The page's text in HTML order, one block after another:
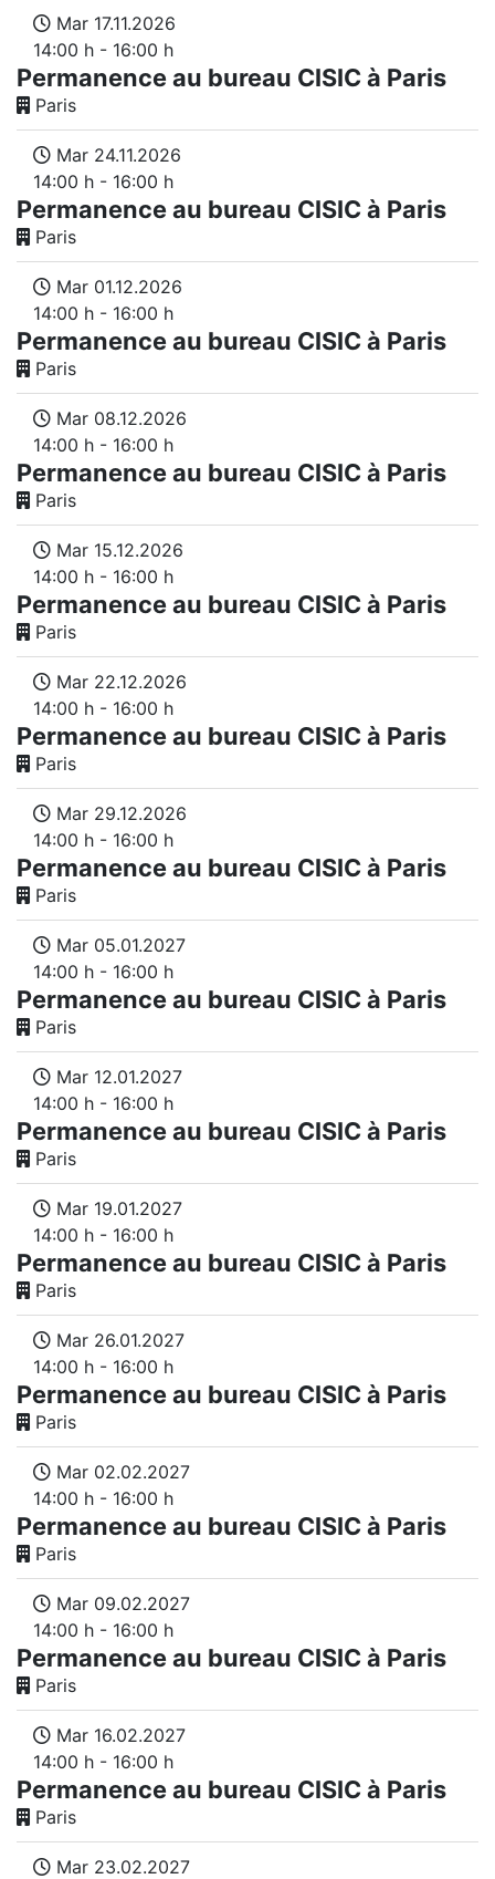
Mar 17.11.2026
14:00 h - 16:00 h
Permanence au bureau CISIC à Paris
Paris
Mar 24.11.2026
14:00 h - 16:00 h
Permanence au bureau CISIC à Paris
Paris
Mar 01.12.2026
14:00 h - 16:00 h
Permanence au bureau CISIC à Paris
Paris
Mar 08.12.2026
14:00 h - 16:00 h
Permanence au bureau CISIC à Paris
Paris
Mar 15.12.2026
14:00 h - 16:00 h
Permanence au bureau CISIC à Paris
Paris
Mar 22.12.2026
14:00 h - 16:00 h
Permanence au bureau CISIC à Paris
Paris
Mar 29.12.2026
14:00 h - 16:00 h
Permanence au bureau CISIC à Paris
Paris
Mar 05.01.2027
14:00 h - 16:00 h
Permanence au bureau CISIC à Paris
Paris
Mar 12.01.2027
14:00 h - 16:00 h
Permanence au bureau CISIC à Paris
Paris
Mar 19.01.2027
14:00 h - 16:00 h
Permanence au bureau CISIC à Paris
Paris
Mar 26.01.2027
14:00 h - 16:00 h
Permanence au bureau CISIC à Paris
Paris
Mar 02.02.2027
14:00 h - 16:00 h
Permanence au bureau CISIC à Paris
Paris
Mar 09.02.2027
14:00 h - 16:00 h
Permanence au bureau CISIC à Paris
Paris
Mar 16.02.2027
14:00 h - 16:00 h
Permanence au bureau CISIC à Paris
Paris
Mar 23.02.2027